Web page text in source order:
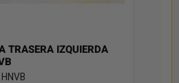
TRASERA IZQUIERDA